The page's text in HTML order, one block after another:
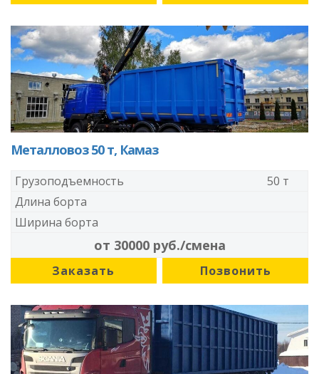
Металловоз 50 т, Камаз
Грузоподъемность
50 т
Длина борта
Ширина борта
от 30000 руб./смена
Заказать Позвонить